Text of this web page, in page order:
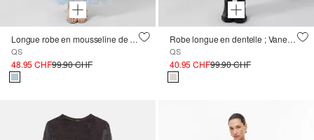
Longue robe en mousseline de soie avec volants
QS
48.95 CHF99.90 CHF
Robe longue en dentelle ; Vanessa Mai
QS
40.95 CHF99.90 CHF